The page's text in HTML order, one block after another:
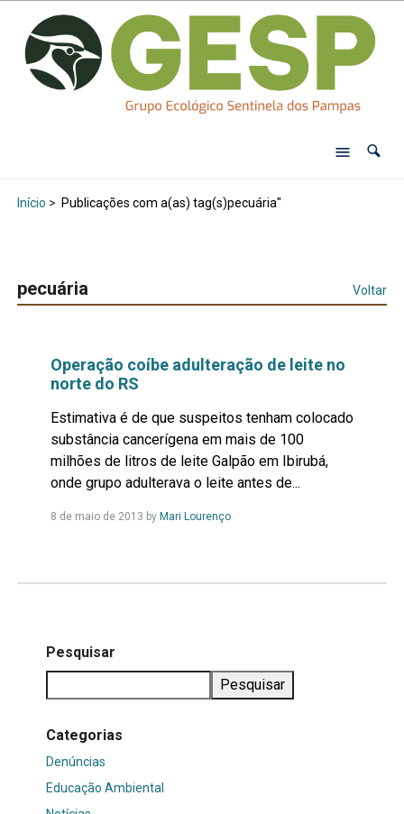
Início > Publicações com a(as) tag(s)pecuária"
pecuária Voltar
Operação coíbe adulteração de leite no
norte do RS
Estimativa é de que suspeitos tenham colocado
substância cancerígena em mais de 100
milhões de litros de leite Galpão em Ibirubá,
onde grupo adulterava o leite antes de...
8 de maio de 2013 by Mari LourençoLeia
Pesquisar
Pesquisar
Categorias
Denúncias
Educação Ambiental